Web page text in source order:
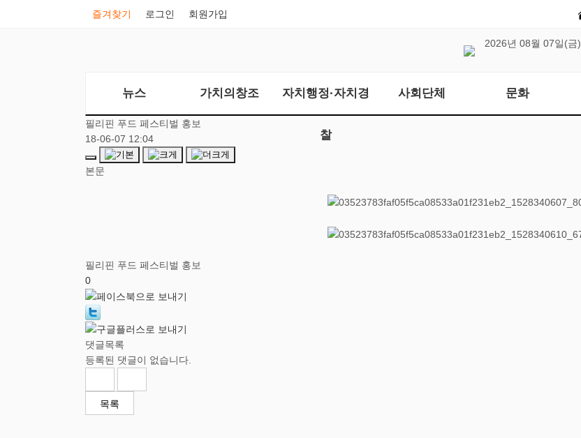
즐겨찾기 로그인 회원가입
2026년 08월 07일(금)
뉴스 가치의창조 자치행정·자치경
찰
사회단체 문화
필리핀 푸드 페스티벌 홍보
18-06-07 12:04
본문
필리핀 푸드 페스티벌 홍보
0
댓글목록
등록된 댓글이 없습니다.
목록